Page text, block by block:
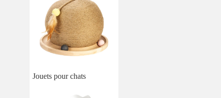
Jouets pour chats